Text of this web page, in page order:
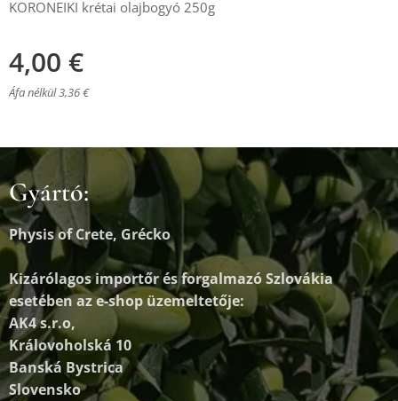
KORONEIKI krétai olajbogyó 250g
4,00 €
Áfa nélkül 3,36 €
Gyártó:
Physis of Crete, Grécko
Kizárólagos importőr és forgalmazóSzlovákia
esetében az e-shop üzemeltetője:
AK4 s.r.o,
Královoholská 10
Banská Bystrica
Slovensko